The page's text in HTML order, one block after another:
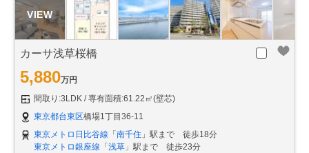
カーサ浅草桜橋
5,880万円
間取り:3LDK
専有面積:61.22㎡(壁芯)
東京都台東区橋場1丁目36-11
東京メトロ日比谷線 「 南千住 」駅まで 徒歩18分
東京メトロ銀座線 「 浅草 」駅まで 徒歩23分